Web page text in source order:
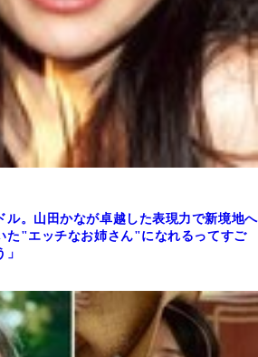
ル。山田かなが卓越した表現力で新境地へ
た"エッチなお姉さん"になれるってすご